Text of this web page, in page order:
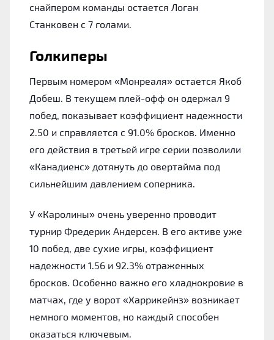
снайпером команды остается Логан
Станковен с 7 голами.
Голкиперы
Первым номером «Монреаля» остается Якоб
Добеш. В текущем плей-офф он одержал 9
побед, показывает коэффициент надежности
2.50 и справляется с 91.0% бросков. Именно
его действия в третьей игре серии позволили
«Канадиенс» дотянуть до овертайма под
сильнейшим давлением соперника.
У «Каролины» очень уверенно проводит
турнир Фредерик Андерсен. В его активе уже
10 побед, две сухие игры, коэффициент
надежности 1.56 и 92.3% отраженных
бросков. Особенно важно его хладнокровие в
матчах, где у ворот «Харрикейнз» возникает
немного моментов, но каждый способен
оказаться ключевым.